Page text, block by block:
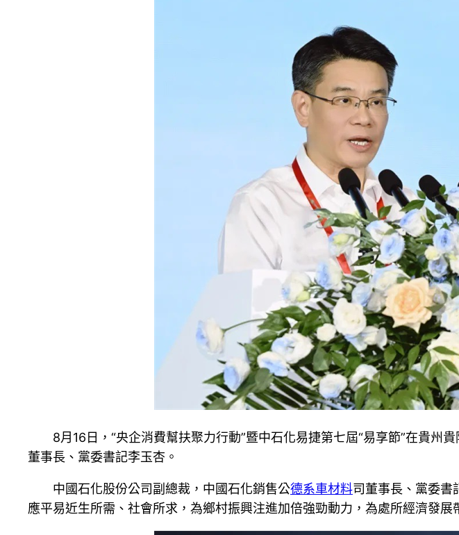
8月16日，“央企消費幫扶聚力行動”暨中石化易捷第七屆“易享節”在貴州
董事長、黨委書記李玉杏。
中國石化股份公司副總裁，中國石化銷售公德系車材料司董事長、黨委書
應平易近生所需、社會所求，為鄉村振興注進加倍強勁動力，為處所經濟發展